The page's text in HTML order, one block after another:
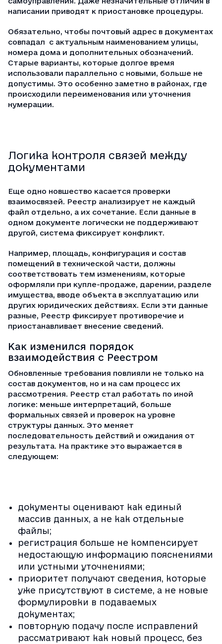
написании приводят к приостановке процедуры.
Обязательно, чтобы почтовый адрес в документах
совпадал с актуальным наименованием улицы,
номера дома и дополнительных обозначений.
Старые варианты, которые долгое время
использовали параллельно с новыми, больше не
допустимы. Это особенно заметно в районах, где
происходили переименования или уточнения
нумерации.
Логика контроля связей между
документами
Еще одно новшество касается проверки
взаимосвязей. Реестр анализирует не каждый
файл отдельно, а их сочетание. Если данные в
одном документе логически не поддерживают
другой, система фиксирует конфликт.
Например, площадь, конфигурация и состав
помещений в технической части, должны
соответствовать тем изменениям, которые
оформляли при купле-продаже, дарении, разделе
имущества, вводе объекта в эксплуатацию или
других юридических действиях. Если эти данные
разные, Реестр фиксирует противоречие и
приостанавливает внесение сведений.
Как изменился порядок
взаимодействия с Реестром
Обновленные требования повлияли не только на
состав документов, но и на сам процесс их
рассмотрения. Реестр стал работать по иной
логике: меньше интерпретаций, больше
формальных связей и проверок на уровне
структуры данных. Это меняет
последовательность действий и ожидания от
результата. На практике это выражается в
следующем:
документы оценивают как единый
массив данных, а не как отдельные
файлы;
регистрация больше не компенсирует
недостающую информацию пояснениями
или устными уточнениями;
приоритет получают сведения, которые
уже присутствуют в системе, а не новые
формулировки в подаваемых
документах;
повторную подачу после исправлений
рассматривают как новый процесс, без